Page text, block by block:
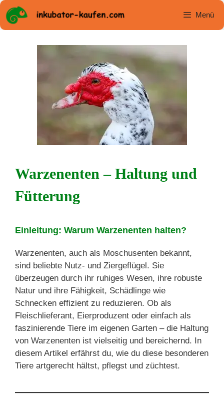
Zum
Inhalt
springen
Menü
Warzenenten – Haltung und
Fütterung
Einleitung: Warum Warzenenten halten?
Warzenenten, auch als Moschusenten bekannt,
sind beliebte Nutz- und Ziergeflügel. Sie
überzeugen durch ihr ruhiges Wesen, ihre robuste
Natur und ihre Fähigkeit, Schädlinge wie
Schnecken effizient zu reduzieren. Ob als
Fleischlieferant, Eierproduzent oder einfach als
faszinierende Tiere im eigenen Garten – die Haltung
von Warzenenten ist vielseitig und bereichernd. In
diesem Artikel erfährst du, wie du diese besonderen
Tiere artgerecht hältst, pflegst und züchtest.